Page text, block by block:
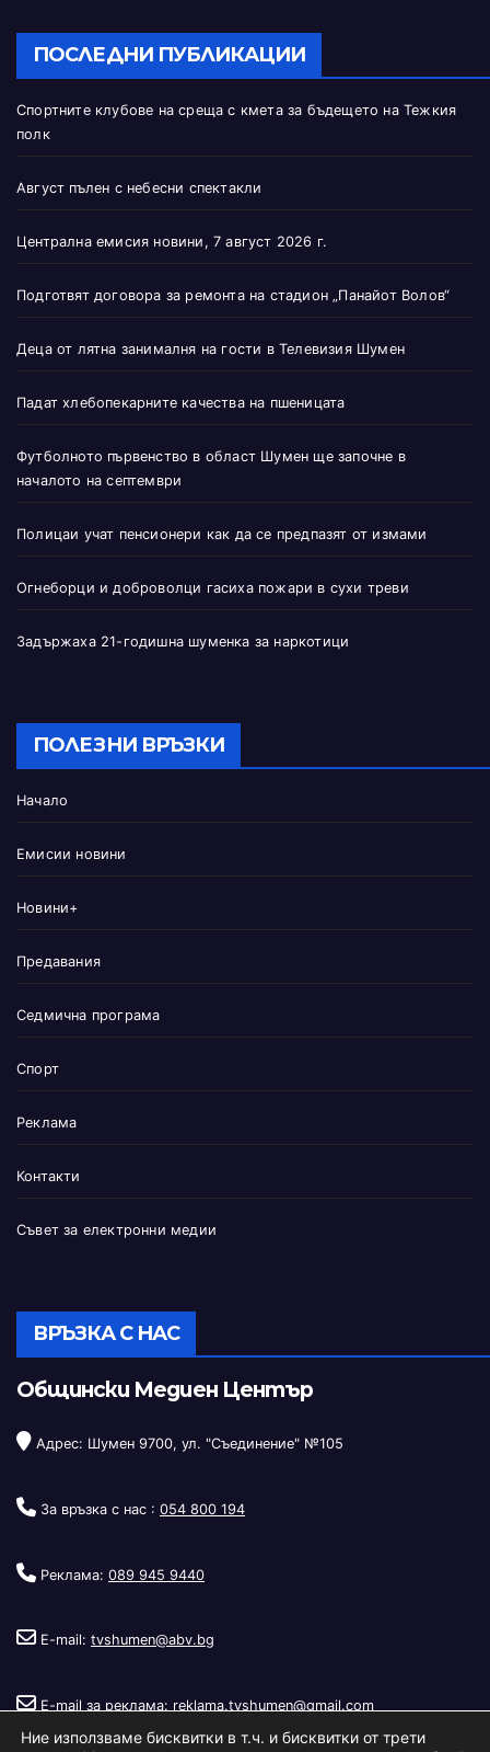
ПОСЛЕДНИ ПУБЛИКАЦИИ
Спортните клубове на среща с кмета за бъдещето на Тежкия
полк
Август пълен с небесни спектакли
Централна емисия новини, 7 август 2026 г.
Подготвят договора за ремонта на стадион „Панайот Волов“
Деца от лятна занималня на гости в Телевизия Шумен
Падат хлебопекарните качества на пшеницата
Футболното първенство в област Шумен ще започне в
началото на септември
Полицаи учат пенсионери как да се предпазят от измами
Огнеборци и доброволци гасиха пожари в сухи треви
Задържаха 21-годишна шуменка за наркотици
ПОЛЕЗНИ ВРЪЗКИ
Начало
Емисии новини
Новини+
Предавания
Седмична програма
Спорт
Реклама
Контакти
Съвет за електронни медии
ВРЪЗКА С НАС
Общински Медиен Център
Адрес: Шумен 9700, ул. "Съединение" №105
За връзка с нас : 054 800 194
Реклама: 089 945 9440
E-mail: tvshumen@abv.bg
E-mail за реклама: reklama.tvshumen@gmail.com
Ние използваме бисквитки в т.ч. и бисквитки от трети